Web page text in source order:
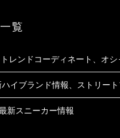
覧
レンドコーディネート、オシ
ハイブランド情報、ストリー
新スニーカー情報